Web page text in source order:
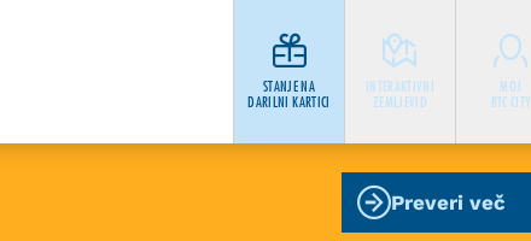
STANJE NA
DARILNI KARTICI
INTERAKTIVNI
ZEMLJEVID
MOJ
BTC CITY
Preveri več